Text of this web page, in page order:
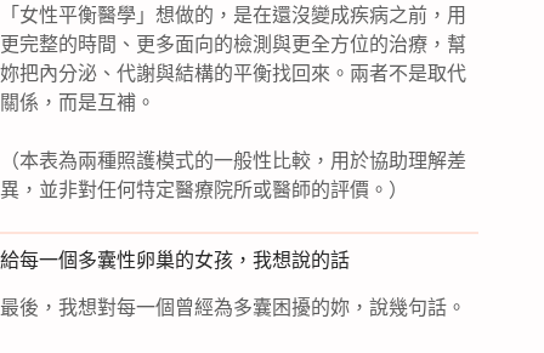
「女性平衡醫學」想做的，是在還沒變成疾病之前，用
更完整的時間、更多面向的檢測與更全方位的治療，幫
妳把內分泌、代謝與結構的平衡找回來。兩者不是取代
關係，而是互補。
（本表為兩種照護模式的一般性比較，用於協助理解差
異，並非對任何特定醫療院所或醫師的評價。）
給每一個多囊性卵巢的女孩，我想說的話
最後，我想對每一個曾經為多囊困擾的妳，說幾句話。